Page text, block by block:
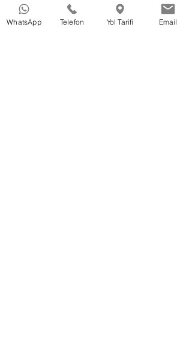
olmadığında iade edilir.
Depozito iadesi için ihtarname
WhatsApp Telefon Yol Tarifi Email